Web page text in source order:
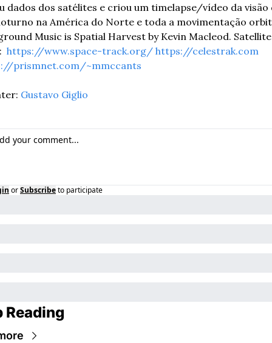
dados dos satélites e criou um timelapse/vídeo da visão
Music is Spatial Harvest by Kevin Macleod.
https://www.space-track.org/ https://celestrak.com
prismnet.com/~mmccants
Gustavo Giglio
orSubscribeto participate
Reading